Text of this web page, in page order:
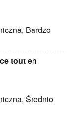
Bardzo
tout en
Średnio